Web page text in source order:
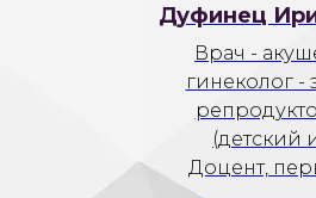
Дуфинец
Врач -
гинеколог -
(детский
Доцент,